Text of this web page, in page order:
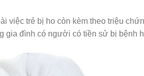
việc trẻ bị ho còn kèm theo triệu
gia đình có người có tiền sử bị bệnh